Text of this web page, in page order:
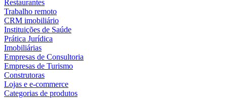
Restaurantes
Trabalho remoto
CRM imobiliário
Instituições de Saúde
Prática Jurídica
Imobiliárias
Empresas de Consultoria
Empresas de Turismo
Construtoras
Lojas e e-commerce
Categorias de produtos